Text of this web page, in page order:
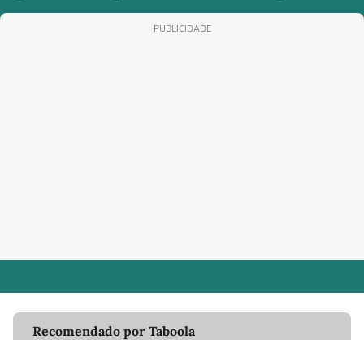
PUBLICIDADE
Recomendado por Taboola